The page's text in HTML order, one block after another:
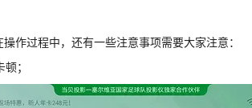
作过程中，还有一些注意事项需要大家注意：
；